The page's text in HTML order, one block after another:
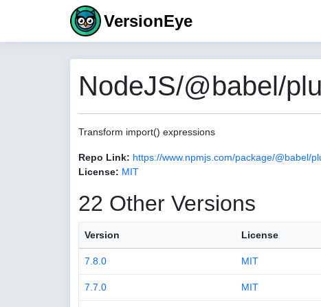
VersionEye
NodeJS/@babel/
Transform import() expressions
Repo Link: https://www.npmjs.com/package/@babel/
License: MIT
22 Other Versions
Version License
7.8.0 MIT
7.7.0 MIT